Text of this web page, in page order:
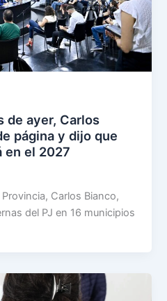
de ayer, Carlos
página y dijo que
en el 2027
Carlos Bianco,
del PJ en 16 municipios